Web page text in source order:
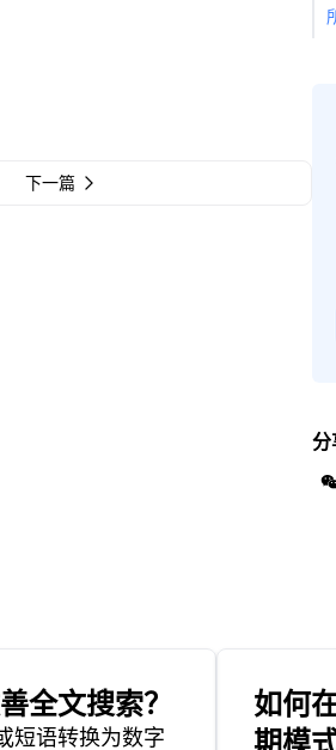
下一篇
分
全文搜索？
短语转换为数字
如何
期模式